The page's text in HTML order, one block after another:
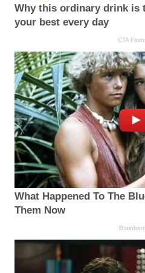
Why this ordinary drink is
your best every day
CTA
What Happened To The
Them Now